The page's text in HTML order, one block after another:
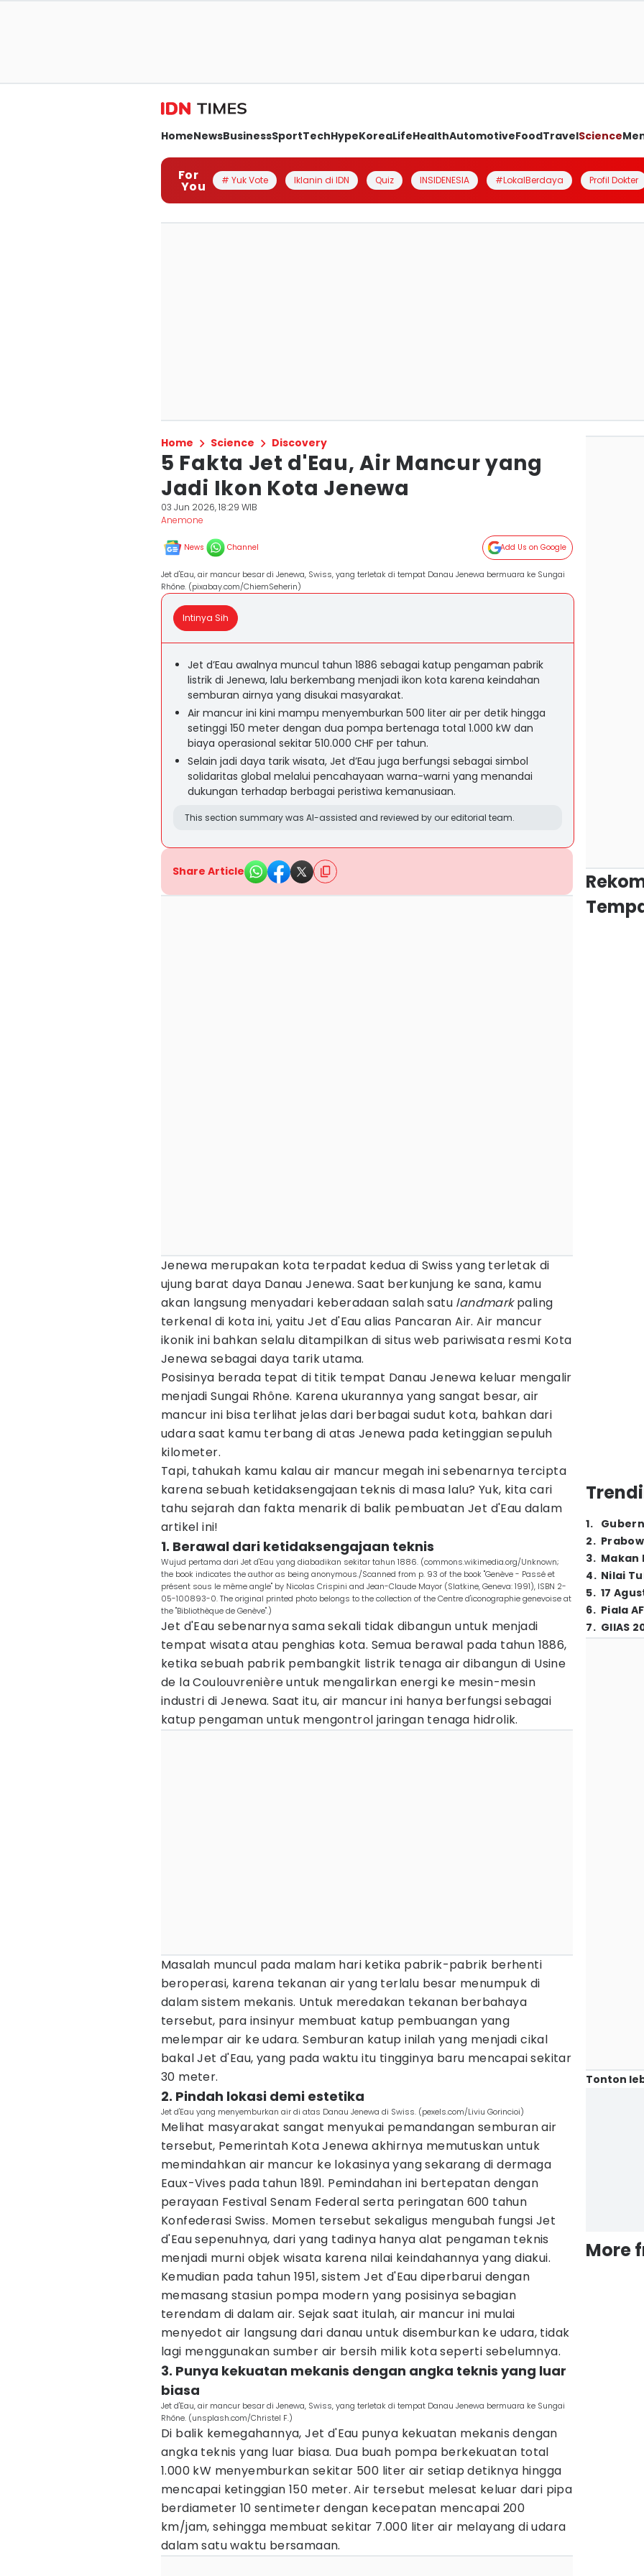
HomeNewsBusinessSportTechHypeKoreaLifeHealthAutomotiveFoodTravelScience
For
You # Yuk Vote Iklanin di IDN Quiz INSIDENESIA #LokalBerdaya Profil Dokter
Home Science Discovery
5 Fakta Jet d'Eau, Air Mancur yang
Jadi Ikon Kota Jenewa
03 Jun 2026, 18:29 WIB
Anemone
News Channel Add Us on Google
Jet d'Eau, air mancur besar di Jenewa, Swiss, yang terletak di tempat Danau Jenewa bermuara ke Sungai
Rhône. (pixabay.com/ChiemSeherin)
Intinya Sih
Jet d’Eau awalnya muncul tahun 1886 sebagai katup pengaman pabrik
listrik di Jenewa, lalu berkembang menjadi ikon kota karena keindahan
semburan airnya yang disukai masyarakat.
Air mancur ini kini mampu menyemburkan 500 liter air per detik hingga
setinggi 150 meter dengan dua pompa bertenaga total 1.000 kW dan
biaya operasional sekitar 510.000 CHF per tahun.
Selain jadi daya tarik wisata, Jet d’Eau juga berfungsi sebagai simbol
solidaritas global melalui pencahayaan warna-warni yang menandai
dukungan terhadap berbagai peristiwa kemanusiaan.
This section summary was AI-assisted and reviewed by our editorial team.
Share Article
Jenewa merupakan kota terpadat kedua di Swiss yang terletak di
ujung barat daya Danau Jenewa. Saat berkunjung ke sana, kamu
akan langsung menyadari keberadaan salah satu landmarkpaling
terkenal di kota ini, yaitu Jet d'Eau alias Pancaran Air. Air mancur
ikonik ini bahkan selalu ditampilkan di situs web pariwisata resmi Kota
Jenewa sebagai daya tarik utama.
Posisinya berada tepat di titik tempat Danau Jenewa keluar mengalir
menjadi Sungai Rhône. Karena ukurannya yang sangat besar, air
mancur ini bisa terlihat jelas dari berbagai sudut kota, bahkan dari
udara saat kamu terbang di atas Jenewa pada ketinggian sepuluh
kilometer.
Tapi, tahukah kamu kalau air mancur megah ini sebenarnya tercipta
karena sebuah ketidaksengajaan teknis di masa lalu? Yuk, kita cari
tahu sejarah dan fakta menarik di balik pembuatan Jet d'Eau dalam
artikel ini!
1. Berawal dari ketidaksengajaan teknis
Wujud pertama dari Jet d'Eau yang diabadikan sekitar tahun 1886. (commons.wikimedia.org/Unknown;
the book indicates the author as being anonymous./Scanned from p. 93 of the book "Genève - Passé et
présent sous le même angle" by Nicolas Crispini and Jean-Claude Mayor (Slatkine, Geneva: 1991), ISBN 2-
05-100893-0. The original printed photo belongs to the collection of the Centre d'iconographie genevoise at
the "Bibliothèque de Genève".)
Jet d'Eau sebenarnya sama sekali tidak dibangun untuk menjadi
tempat wisata atau penghias kota. Semua berawal pada tahun 1886,
ketika sebuah pabrik pembangkit listrik tenaga air dibangun di Usine
de la Coulouvrenière untuk mengalirkan energi ke mesin-mesin
industri di Jenewa. Saat itu, air mancur ini hanya berfungsi sebagai
katup pengaman untuk mengontrol jaringan tenaga hidrolik.
Masalah muncul pada malam hari ketika pabrik-pabrik berhenti
beroperasi, karena tekanan air yang terlalu besar menumpuk di
dalam sistem mekanis. Untuk meredakan tekanan berbahaya
tersebut, para insinyur membuat katup pembuangan yang
melempar air ke udara. Semburan katup inilah yang menjadi cikal
bakal Jet d'Eau, yang pada waktu itu tingginya baru mencapai sekitar
30 meter.
2. Pindah lokasi demi estetika
Jet d'Eau yang menyemburkan air di atas Danau Jenewa di Swiss. (pexels.com/Liviu Gorincioi)
Melihat masyarakat sangat menyukai pemandangan semburan air
tersebut, Pemerintah Kota Jenewa akhirnya memutuskan untuk
memindahkan air mancur ke lokasinya yang sekarang di dermaga
Eaux-Vives pada tahun 1891. Pemindahan ini bertepatan dengan
perayaan Festival Senam Federal serta peringatan 600 tahun
Konfederasi Swiss. Momen tersebut sekaligus mengubah fungsi Jet
d'Eau sepenuhnya, dari yang tadinya hanya alat pengaman teknis
menjadi murni objek wisata karena nilai keindahannya yang diakui.
Kemudian pada tahun 1951, sistem Jet d'Eau diperbarui dengan
memasang stasiun pompa modern yang posisinya sebagian
terendam di dalam air. Sejak saat itulah, air mancur ini mulai
menyedot air langsung dari danau untuk disemburkan ke udara, tidak
lagi menggunakan sumber air bersih milik kota seperti sebelumnya.
3. Punya kekuatan mekanis dengan angka teknis yang luar
biasa
Jet d'Eau, air mancur besar di Jenewa, Swiss, yang terletak di tempat Danau Jenewa bermuara ke Sungai
Rhône. (unsplash.com/Christel F.)
Di balik kemegahannya, Jet d'Eau punya kekuatan mekanis dengan
angka teknis yang luar biasa. Dua buah pompa berkekuatan total
1.000 kW menyemburkan sekitar 500 liter air setiap detiknya hingga
mencapai ketinggian 150 meter. Air tersebut melesat keluar dari pipa
berdiameter 10 sentimeter dengan kecepatan mencapai 200
km/jam, sehingga membuat sekitar 7.000 liter air melayang di udara
dalam satu waktu bersamaan.
1.
2.
3. Makan
4. Nilai
5. 17
6. Piala
7. GIIAS
Tonton
More